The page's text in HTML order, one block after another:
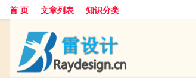
首 页 文章列表 知识分类